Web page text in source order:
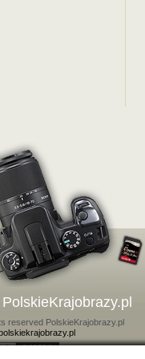
PolskieKrajobrazy.pl
reserved PolskieKrajobrazy.pl